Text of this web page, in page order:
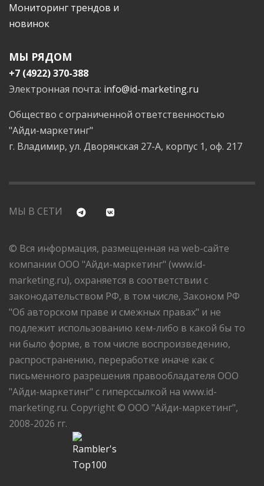
Мониторинг трендов и
новинок
МЫ РЯДОМ
+7 (4922) 370-388
Электронная почта: info@id-marketing.ru
Общество с ограниченной ответственностью
"Айди-маркетинг"
г. Владимир, ул. Дворянская 27-А, корпус 1, оф. 217
МЫ В СЕТИ
© Вся информация, размещенная на web-сайте
компании ООО "Айди-маркетинг" (www.id-
marketing.ru), охраняется в соответствии с
законодательством РФ, в том числе, Законом РФ
"Об авторском праве и смежных правах" и не
подлежит использованию кем-либо в какой бы то
ни было форме, в том числе воспроизведению,
распространению, переработке иначе как с
письменного разрешения правообладателя ООО
"Айди-маркетинг" с гиперссылкой на www.id-
marketing.ru. Copyright © ООО "Айди-маркетинг",
2008-2026 гг.